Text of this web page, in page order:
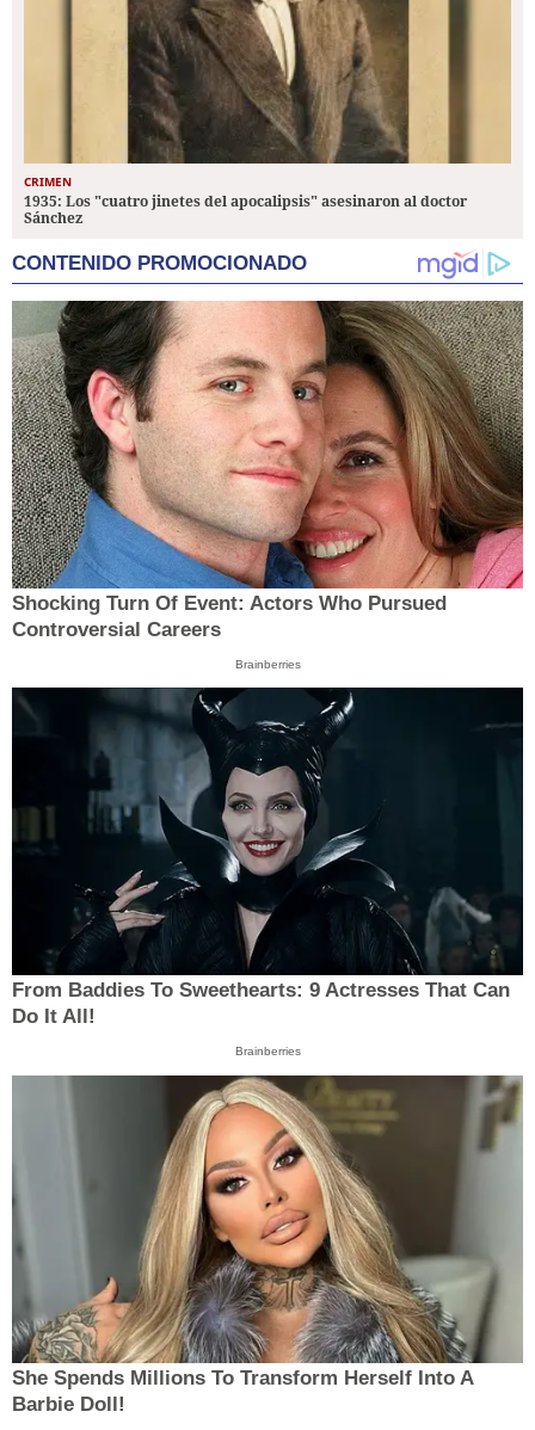
CRIMEN
1935: Los "cuatro jinetes del apocalipsis" asesinaron al doctor
Sánchez
CONTENIDO PROMOCIONADO
Shocking Turn Of Event: Actors Who Pursued
Controversial Careers
Brainberries
From Baddies To Sweethearts: 9 Actresses That Can
Do It All!
Brainberries
She Spends Millions To Transform Herself Into A
Barbie Doll!